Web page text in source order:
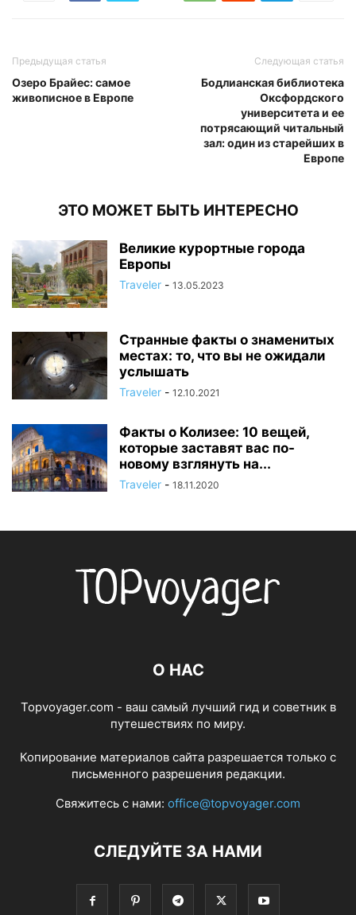
Предыдущая статья
Озеро Брайес: самое
живописное в Европе
Следующая статья
Бодлианская библиотека
Оксфордского
университета и ее
потрясающий читальный
зал: один из старейших в
Европе
ЭТО МОЖЕТ БЫТЬ ИНТЕРЕСНО
Великие курортные города
Европы
Traveler - 13.05.2023
Странные факты о знаменитых
местах: то, что вы не ожидали
услышать
Traveler - 12.10.2021
Факты о Колизее: 10 вещей,
которые заставят вас по-
новому взглянуть на...
Traveler - 18.11.2020
О НАС
Topvoyager.com - ваш самый лучший гид и советник в
путешествиях по миру.
Копирование материалов сайта разрешается только с
письменного разрешения редакции.
Свяжитесь с нами: office@topvoyager.com
СЛЕДУЙТЕ ЗА НАМИ